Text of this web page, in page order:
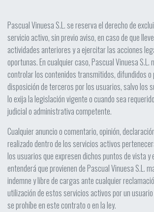
Pascual Vinuesa S.L. se reserva el derecho de
servicio activo, sin previo aviso, en caso de que
actividades anteriores y a ejercitar las acciones
oportunas. En cualquier caso, Pascual Vinuesa S.L.
controlar los contenidos transmitidos, difundidos o
disposición de terceros por los usuarios, salvo los
lo exija la legislación vigente o cuando sea
judicial o administrativa competente.
Cualquier anuncio o comentario, opinión,
realizado dentro de los servicios activos
los usuarios que expresen dichos puntos de vista y
entenderá que provienen de Pascual Vinuesa S.L.
indemne y libre de cargas ante cualquier
utilización de estos servicios activos por un
se prohíbe en este contrato o en la ley.